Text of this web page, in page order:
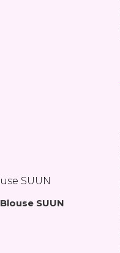
Blouse SUUN